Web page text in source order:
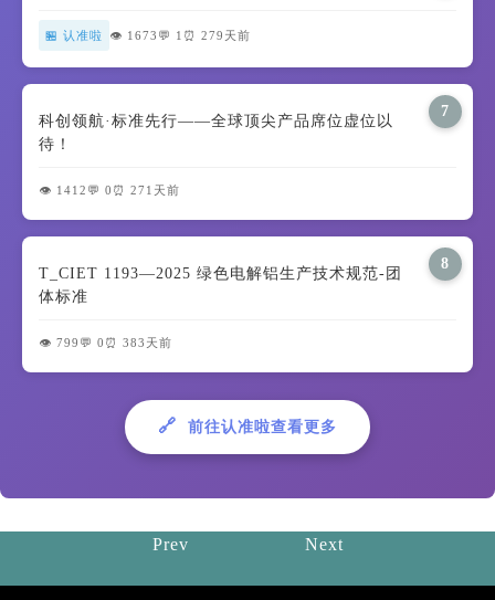
🏪 认准啦 👁️ 1673 💬 1 ⏰ 279天前
7
科创领航·标准先行——全球顶尖产品席位虚位以
待！
👁️ 1412 💬 0 ⏰ 271天前
8
T_CIET 1193—2025 绿色电解铝生产技术规范-团
体标准
👁️ 799 💬 0 ⏰ 383天前
🔗 前往认准啦查看更多
Prev Next